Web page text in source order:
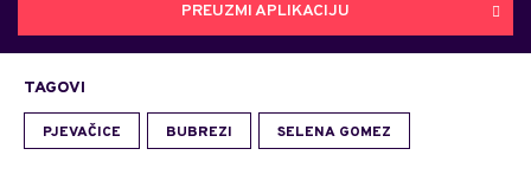
PREUZMI APLIKACIJU
TAGOVI
PJEVAČICE BUBREZI SELENA GOMEZ